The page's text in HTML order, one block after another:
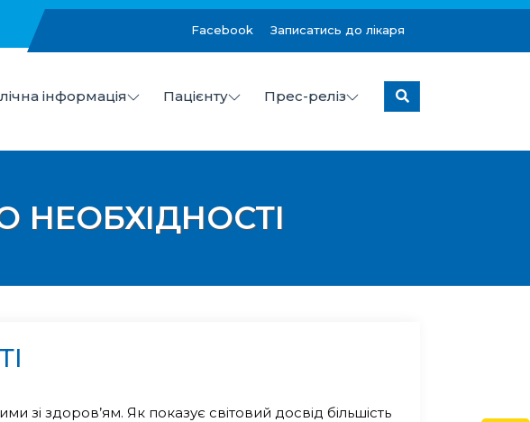
Facebook Записатись до лікаря
інформація Пацієнту Прес-реліз
НЕОБХІДНОСТІ
зі здоров’ям. Як показує світовий досвід більшість